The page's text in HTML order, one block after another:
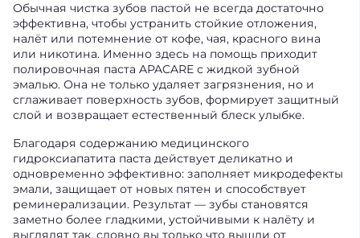
Обычная чистка зубов пастой не всегда достаточно
эффективна, чтобы устранить стойкие отложения,
налёт или потемнение от кофе, чая, красного вина
или никотина. Именно здесь на помощь приходит
полировочная паста APACARE с жидкой зубной
эмалью. Она не только удаляет загрязнения, но и
сглаживает поверхность зубов, формирует защитный
слой и возвращает естественный блеск улыбке.
Благодаря содержанию медицинского
гидроксиапатита паста действует деликатно и
одновременно эффективно: заполняет микродефекты
эмали, защищает от новых пятен и способствует
реминерализации. Результат — зубы становятся
заметно более гладкими, устойчивыми к налёту и
выглядят так, словно вы только что вышли от